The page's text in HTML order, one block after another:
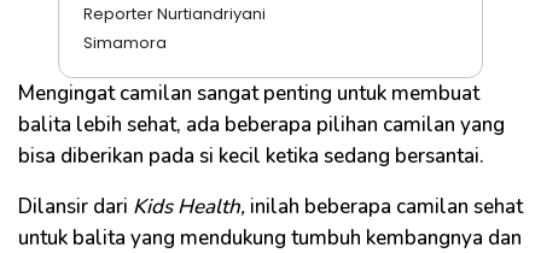
Reporter Nurtiandriyani
Simamora
Mengingat camilan sangat penting untuk membuat
balita lebih sehat, ada beberapa pilihan camilan yang
bisa diberikan pada si kecil ketika sedang bersantai.
Dilansir dari Kids Health, inilah beberapa camilan sehat
untuk balita yang mendukung tumbuh kembangnya dan